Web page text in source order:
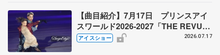
【曲目紹介】7月17日 プリンスアイ
スワールド2026-2027「THE REVUE
ON ICE」横浜公演
アイスショー 2026.07.17